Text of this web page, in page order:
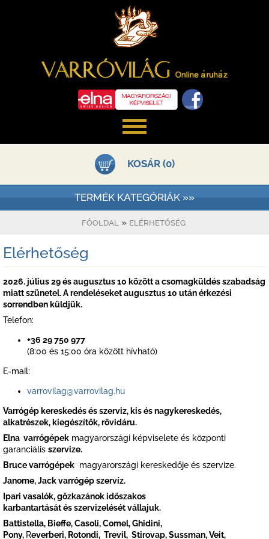
KOSÁR (0)
TERMÉK KATEGÓRIÁK »»
FŐOLDAL » ELÉRHETŐSÉG
Elérhetőség
2026. július 29 és augusztus 10 között a csomagküldés szabadság
miatt szünetel. A rendeléseket augusztus 10 után érkezési
sorrendben küldjük.
Telefon:
+36 29 750 977
(8:00 és 15:00 óra között hívható)
E-mail:
varrovilag@varrovilag.hu
Varrógép kereskedés és szerviz, kis és nagykereskedés,
alkatrészek, kiegészítők, rövidáru.
Elna varrógépek magyarországi képviselete és központi
garanciális szervize.
Bruce varrógépek magyarországi kereskedője és szervize.
Janome, Jack varrógép szervíz.
Ipari vasalók,gőzkazánokidőszakos
karbantartását és szervizelését vállajuk.
Battistella, Bieffe,Casoli,Comel,Ghidini,
Pony, Reverberi, Rotondi, Trevil, Stirovap,Sussman,Veit,